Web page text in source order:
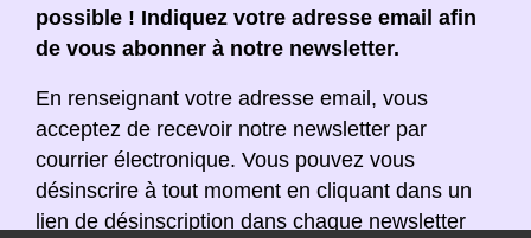
possible ! Indiquez votre adresse email afin
de vous abonner à notre newsletter.
En renseignant votre adresse email, vous
acceptez de recevoir notre newsletter par
courrier électronique. Vous pouvez vous
désinscrire à tout moment en cliquant dans un
lien de désinscription dans chaque newsletter